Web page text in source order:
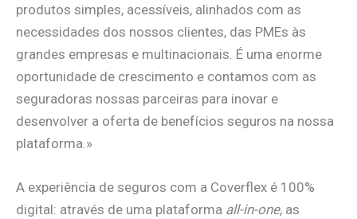
produtos simples, acessíveis, alinhados com as
necessidades dos nossos clientes, das PMEs às
grandes empresas e multinacionais. É uma enorme
oportunidade de crescimento e contamos com as
seguradoras nossas parceiras para inovar e
desenvolver a oferta de benefícios seguros na nossa
plataforma.»
A experiência de seguros com a Coverflex é 100%
digital: através de uma plataforma all-in-one, as